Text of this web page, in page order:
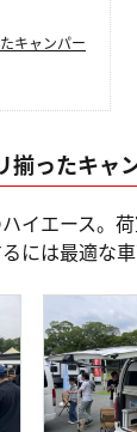
キャンパー
揃ったキャ
イエース。
には最適な車